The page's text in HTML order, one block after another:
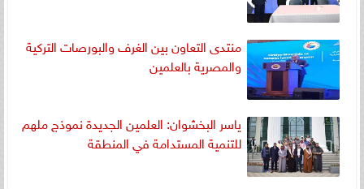
منتدى التعاون بين الغرف والبورصات التركية
والمصرية بالعلمين
ياسر البخشوان: العلمين الجديدة نموذج ملهم
للتنمية المستدامة في المنطقة